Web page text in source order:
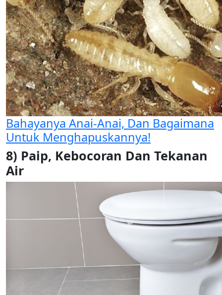
Bahayanya Anai-Anai, Dan Bagaimana
Untuk Menghapuskannya!
8) Paip, Kebocoran Dan Tekanan
Air